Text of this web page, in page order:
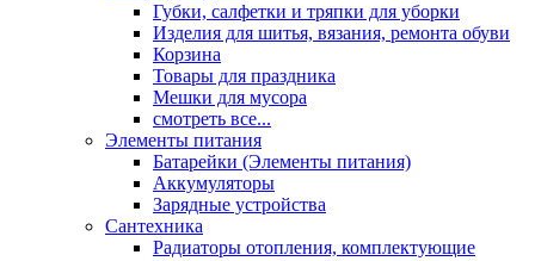
Губки, салфетки и тряпки для уборки
Изделия для шитья, вязания, ремонта обуви
Корзина
Товары для праздника
Мешки для мусора
смотреть все...
Элементы питания
Батарейки (Элементы питания)
Аккумуляторы
Зарядные устройства
Сантехника
Радиаторы отопления, комплектующие